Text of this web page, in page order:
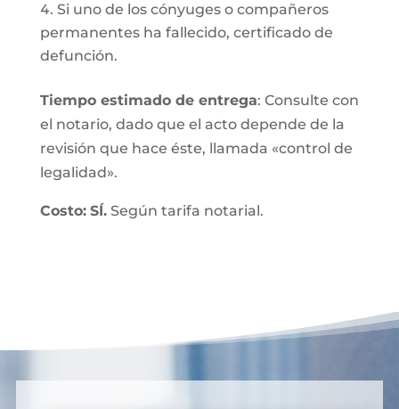
Si uno de los cónyuges o compañeros
permanentes ha fallecido, certificado de
defunción.
Tiempo estimado de entrega: Consulte con
el notario, dado que el acto depende de la
revisión que hace éste, llamada «control de
legalidad».
Costo: SÍ.Según tarifa notarial.